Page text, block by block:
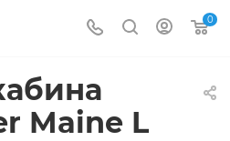
0
Maine L